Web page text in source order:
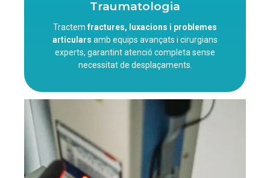
Traumatologia
Tractemfractures, luxacions i problemes
articulars amb equips avançats i cirurgians
experts, garantint atenció completa sense
necessitat de desplaçaments.